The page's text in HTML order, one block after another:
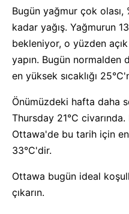
Bugün yağmur çok
kadar yağış. Yağmurun
bekleniyor, o yüzden
yapın. Bugün
en yüksek sıcaklığı
Önümüzdeki hafta daha
Thursday 21°C civarında.
Ottawa'de bu tarih için
33°C'dir.
Ottawa bugün ideal
çıkarın.